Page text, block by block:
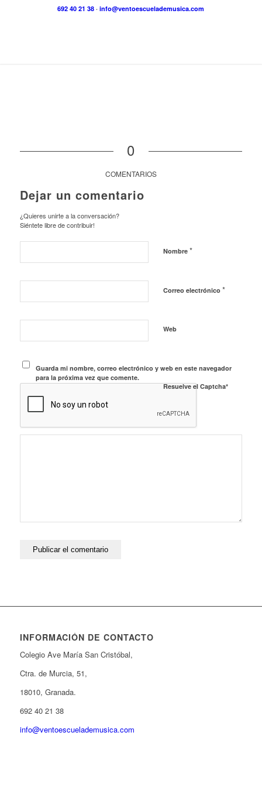
692 40 21 38 ·info@ventoescuelademusica.com
0
COMENTARIOS
Dejar un comentario
¿Quieres unirte a la conversación?
Siéntete libre de contribuir!
Nombre *
Correo electrónico *
Web
Guarda mi nombre, correo electrónico y web en este navegador
para la próxima vez que comente.
Resuelve el Captcha*
INFORMACIÓN DE CONTACTO
Colegio Ave María San Cristóbal,
Ctra. de Murcia, 51,
18010, Granada.
692 40 21 38
info@ventoescuelademusica.com